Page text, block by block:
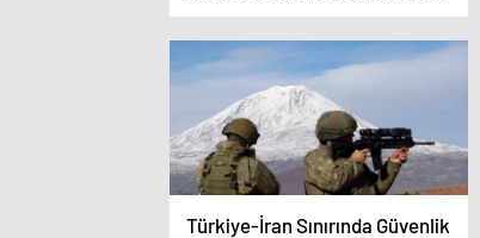
verici olacak
Türkiye-İran Sınırında Güvenlik